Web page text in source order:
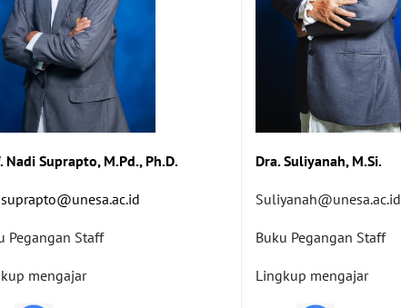
Nadi Suprapto, M.Pd., Ph.D.
Pegangan Staff
mengajar
Dra. Suliyanah, M.Si.
Suliyanah@unesa.ac.id
Buku Pegangan Staff
Lingkup mengajar